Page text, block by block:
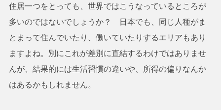
住居一つをとっても、世界ではこうなっているところが
多いのではないでしょうか？ 日本でも、同じ人種がま
とまって住んでいたり、働いていたりするエリアもあり
ますよね。別にこれが差別に直結するわけではありませ
んが、結果的には生活習慣の違いや、所得の偏りなんか
はあるかもしれません。